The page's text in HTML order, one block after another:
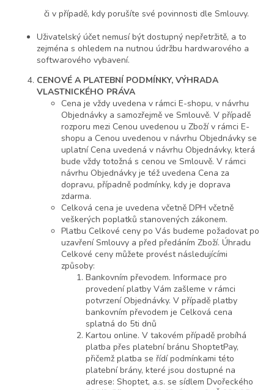
či v případě, kdy porušíte své povinnosti dle Smlouvy.
Uživatelský účet nemusí být dostupný nepřetržitě, a to
zejména s ohledem na nutnou údržbu hardwarového a
softwarového vybavení.
CENOVÉ A PLATEBNÍ PODMÍNKY, VÝHRADA
VLASTNICKÉHO PRÁVA
Cena je vždy uvedena v rámci E-shopu, v návrhu
Objednávky a samozřejmě ve Smlouvě. V případě
rozporu mezi Cenou uvedenou u Zboží v rámci E-
shopu a Cenou uvedenou v návrhu Objednávky se
uplatní Cena uvedená v návrhu Objednávky, která
bude vždy totožná s cenou ve Smlouvě. V rámci
návrhu Objednávky je též uvedena Cena za
dopravu, případně podmínky, kdy je doprava
zdarma.
Celková cena je uvedena včetně DPH včetně
veškerých poplatků stanovených zákonem.
Platbu Celkové ceny po Vás budeme požadovat po
uzavření Smlouvy a před předáním Zboží. Úhradu
Celkové ceny můžete provést následujícími
způsoby:
Bankovním převodem. Informace pro
provedení platby Vám zašleme v rámci
potvrzení Objednávky. V případě platby
bankovním převodem je Celková cena
splatná do 5ti dnů
Kartou online. V takovém případě probíhá
platba přes platební bránu ShoptetPay,
přičemž platba se řídí podmínkami této
platební brány, které jsou dostupné na
adrese: Shoptet, a.s. se sídlem Dvořeckého